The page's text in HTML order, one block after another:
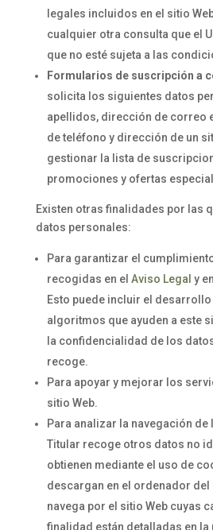
legales incluidos en el sitio
cualquier otra consulta que el
que no esté sujeta a las
Formularios de suscripción a
solicita los siguientes datos
apellidos, dirección de correo
de teléfono y dirección de un
gestionar la lista de
promociones y ofertas
Existen otras finalidades por las
datos personales:
Para garantizar el
recogidas en el Aviso Legal y
Esto puede incluir el
algoritmos que ayuden a este
la confidencialidad de los
recoge.
Para apoyar y mejorar los
sitio Web.
Para analizar la navegación de
Titular recoge otros datos no
obtienen mediante el uso de
descargan en el ordenador del
navega por el sitio Web cuyas
finalidad están detalladas en